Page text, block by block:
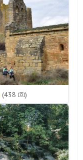
(438 )